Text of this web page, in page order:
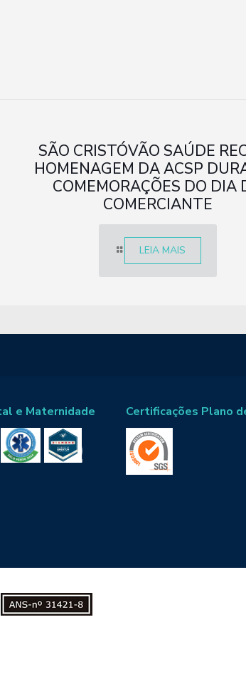
SÃO CRISTÓVÃO SAÚDE
HOMENAGEM DA ACSP
COMEMORAÇÕES DO DIA
COMERCIANTE
LEIA MAIS
e Maternidade Certificações Plano